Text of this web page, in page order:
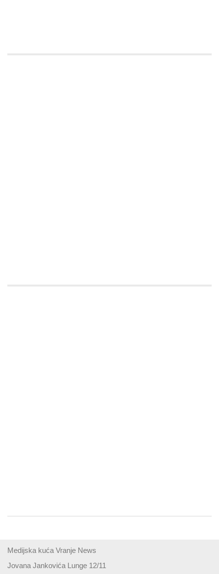
Medijska kuća Vranje News
Jovana Jankovića Lunge 12/11